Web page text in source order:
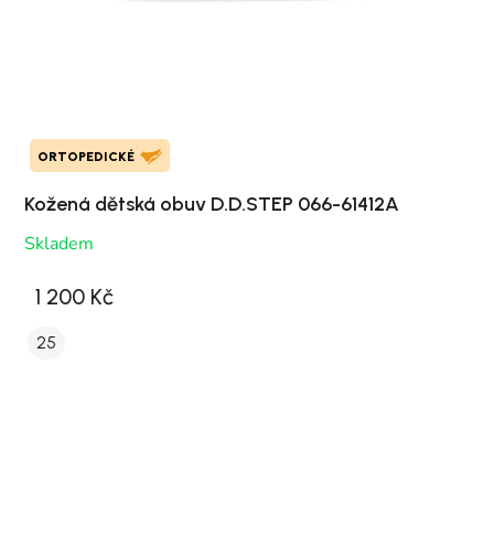
ORTOPEDICKÉ
Kožená dětská obuv D.D.STEP 066-61412A
Skladem
1 200 Kč
25